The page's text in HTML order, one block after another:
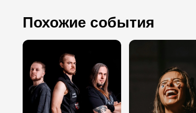
Похожие события